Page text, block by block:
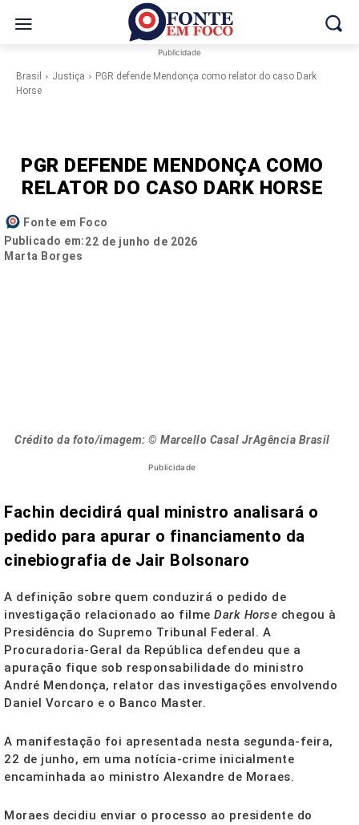
Publicidade
Brasil Justiça
PGR defende Mendonça como relator do caso Dark
Horse
PGR DEFENDE MENDONÇA COMO
RELATOR DO CASO DARK HORSE
Fonte em Foco
Publicado em:22 de junho de 2026
Marta Borges
Crédito da foto/imagem: © Marcello Casal JrAgência Brasil
Publicidade
Fachin decidirá qual ministro analisará o
pedido para apurar o financiamento da
cinebiografia de Jair Bolsonaro
A definição sobre quem conduzirá o pedido de
investigação relacionado ao filme Dark Horse chegou à
Presidência do Supremo Tribunal Federal. A
Procuradoria-Geral da República defendeu que a
apuração fique sob responsabilidade do ministro
André Mendonça, relator das investigações envolvendo
Daniel Vorcaro e o Banco Master.
A manifestação foi apresentada nesta segunda-feira,
22 de junho, em uma notícia-crime inicialmente
encaminhada ao ministro Alexandre de Moraes.
Moraes decidiu enviar o processo ao presidente do